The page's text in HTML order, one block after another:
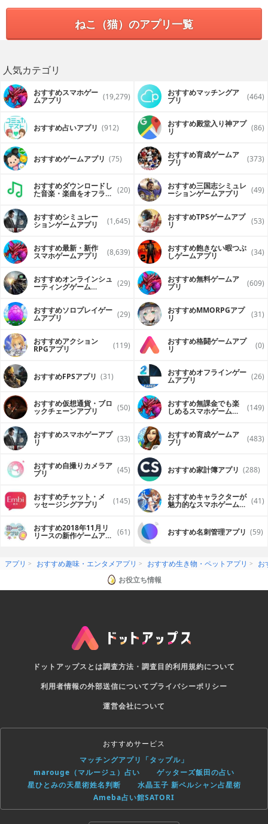
ねこ（猫）のアプリ一覧
人気カテゴリ
おすすめスマホゲー
ムアプリ (19,279) おすすめマッチングア
プリ (464)
おすすめ占いアプリ (912) おすすめ殿堂入り神アプ
リ (86)
おすすめゲームアプリ (75) おすすめ育成ゲームア
プリ (373)
おすすめダウンロードし
た音楽・楽曲をオフライ (20) おすすめ三国志シミュレ
ーションゲームアプリ (49)
おすすめシミュレー
ションゲームアプリ (1,645) おすすめTPSゲームアプ
リ (53)
おすすめ最新・新作
スマホゲームアプリ (8,639) おすすめ飽きない暇つぶ
しゲームアプリ (34)
おすすめオンラインシュ
ーティングゲーム (29) おすすめ無料ゲームア
プリ (609)
おすすめソロプレイゲー
ムアプリ (29) おすすめ MMORPGアプ
リ (31)
おすすめアクション
RPGアプリ (119) おすすめ格闘ゲームアプ
リ (0)
おすすめFPSアプリ (31) おすすめオフラインゲー
ムアプリ (26)
おすすめ仮想通貨・ブロ
ックチェーンアプリ (50) おすすめ無課金でも楽
しめるスマホゲームア (149)
おすすめスマホゲーアプ
リ (33) おすすめ育成ゲームア
プリ (483)
おすすめ自撮りカメラア
プリ (45) おすすめ家計簿アプリ (288)
おすすめチャット・メ
ッセージングアプリ (145) おすすめキャラクターが
魅力的なスマホゲームア (41)
おすすめ2018年11月リ
リースの新作ゲームアプ (61) おすすめ名刺管理アプリ (59)
アプリ おすすめ趣味・エンタメアプリ おすすめ生き物・ペットアプリ
お
お役立ち情報
ドットアップスとは調査方法・調査目的利用規約について
利用者情報の外部送信についてプライバシーポリシー
運営会社について
おすすめサービス
マッチングアプリ「タップル」
marouge（マルージュ）占い
ゲッターズ飯田の占い
星ひとみの天星術姓名判断
水晶玉子 新ペルシャン占星術
Ameba占い館SATORI